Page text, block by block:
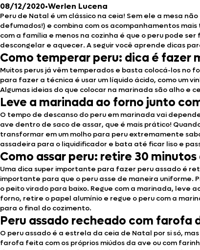
08/12/2020•Werlen Lucena
Peru de Natal é um clássico na ceia! Sem ele a mesa
defumados!) e combina com os acompanhamentos
com a família e menos na cozinha é que o peru pode
descongelar e aquecer. A seguir você aprende dicas
Como temperar peru: dica é fazer
Muitos perus já vêm temperados e basta colocá-los no
para fazer a técnica é usar um líquido ácido, como um
Algumas ideias do que colocar na marinada são alho e
Leve a marinada ao forno junto
O tempo de descanso do peru em marinada vai
ave dentro de saco de assar, que é mais prático!
transformar em um molho para peru extremamente
assadeira para o liquidificador e bata até ficar liso e
Como assar peru: retire 30
Uma dica super importante para fazer peru assado é
importante para que o peru asse de maneira uniforme.
o peito virado para baixo. Regue com a marinada, leve
forno, retire o papel alumínio e regue o peru com a
para o final do cozimento.
Peru assado recheado com farofa
O peru assado é a estrela da ceia de Natal por si só,
farofa feita com os próprios miúdos da ave ou com